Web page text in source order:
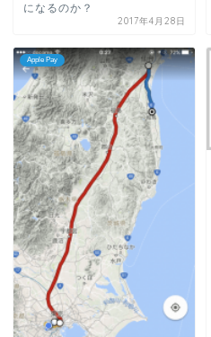
になるのか？
2017年4月28日
Apple Pay